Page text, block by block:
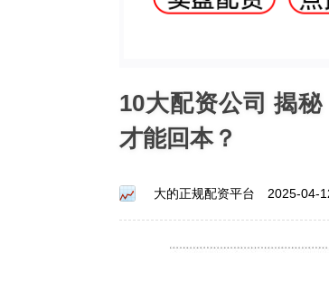
10大配资公司 揭
才能回本？
大的正规配资平台 2025-04-